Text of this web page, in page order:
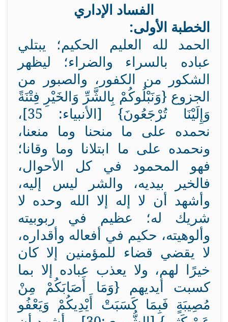
الفساد الإداري
الخطبة الأولى:
الحمد لله العليم الحكيم؛ يبتلي
عباده بالسراء والضراء؛ ليظهر
الشكور من الكفور، والصبور من
الجزوع {وَنَبْلُوكُمْ بِالشَّرِّ وَالخَيْرِ فِتْنَةً
وَإِلَيْنَا تُرْجَعُونَ} [الأنبياء: 35]،
نحمده على ما منحنا وما منعنا،
ونحمده على ما ابتلانا وما وقانا؛
فهو المحمود في كل الأحوال،
فالخير بيديه، والشر ليس إليه،
وأشهد أن لا إله إلا الله وحده لا
شريك له؛ عظيم في ربوبيته
وألوهيته، حكيم في أفعاله وأقداره،
لا يقضي قضاء للمؤمنين إلا كان
خيرًا لهم، ولا يعذب عباده إلا بما
كسبت أيديهم {وَمَا أَصَابَكُمْ مِنْ
مُصِيبَةٍ فَبِمَا كَسَبَتْ أَيْدِيكُمْ وَيَعْفُو